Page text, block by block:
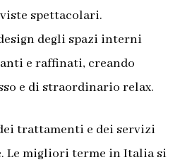
spettacolari.
degli spazi interni
e raffinati, creando
e di straordinario relax.
trattamenti e dei servizi
Le migliori terme in Italia si